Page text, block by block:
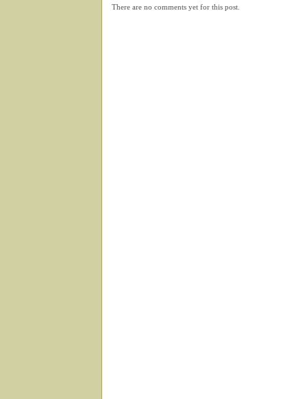
There are no comments yet for this post.